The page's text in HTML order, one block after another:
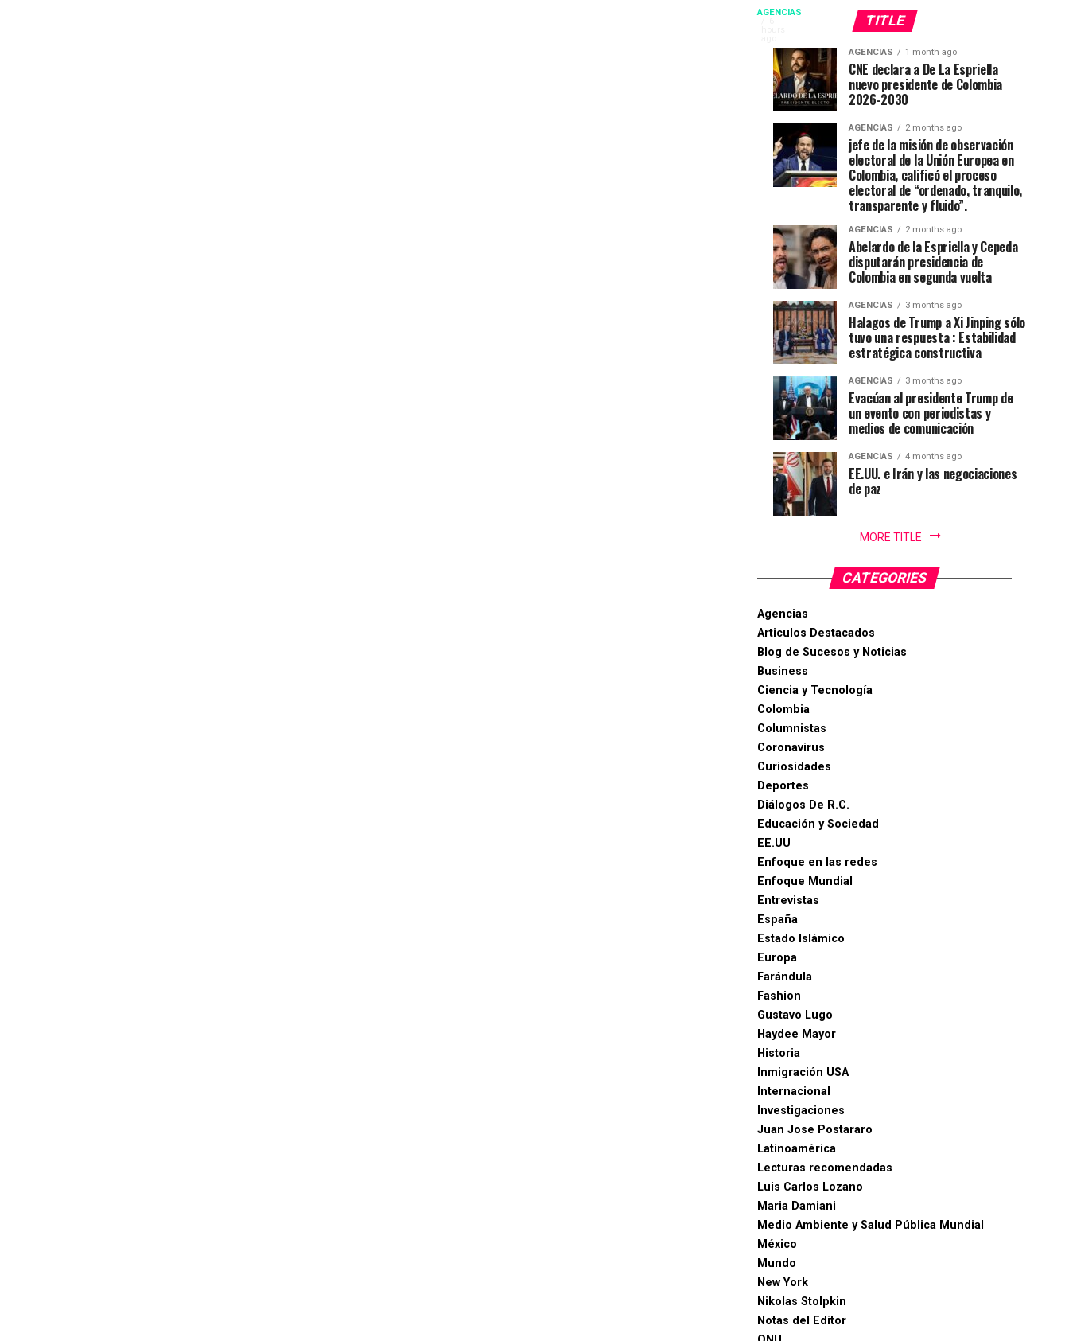
TITLE
AGENCIAS
6
De
La
Espriella
toma
posesión
presidente
de
Colombia
en
cantón
militar
de
Cali
EP
NEWS
posesión
presidencial
Colombia
recuperación
del
orden
lucha
contra
crimen...
AGENCIAS
3
weeks
ago
Campeonato
internacional
natación
Ibagué
AGENCIAS
4
weeks
ago
“Mi
casa
está
fiesta”
festival
del
folclor
colombiano
AGENCIAS 1 month ago
CNE declara a De La Espriella
nuevo presidente de Colombia
2026-2030
AGENCIAS 2 months ago
jefe de la misión de observación
electoral de la Unión Europea en
Colombia, calificó el proceso
electoral de “ordenado, tranquilo,
transparente y fluido”.
AGENCIAS 2 months ago
Abelardo de la Espriella y Cepeda
disputarán presidencia de
Colombia en segunda vuelta
AGENCIAS 3 months ago
Halagos de Trump a Xi Jinping sólo
tuvo una respuesta : Estabilidad
estratégica constructiva
AGENCIAS 3 months ago
Evacúan al presidente Trump de
un evento con periodistas y
medios de comunicación
AGENCIAS 4 months ago
EE.UU. e Irán y las negociaciones
de paz
MORE TITLE
CATEGORIES
Agencias
Articulos Destacados
Blog de Sucesos y Noticias
Business
Ciencia y Tecnología
Colombia
Columnistas
Coronavirus
Curiosidades
Deportes
Diálogos De R.C.
Educación y Sociedad
EE.UU
Enfoque en las redes
Enfoque Mundial
Entrevistas
España
Estado Islámico
Europa
Farándula
Fashion
Gustavo Lugo
Haydee Mayor
Historia
Inmigración USA
Internacional
Investigaciones
Juan Jose Postararo
Latinoamérica
Lecturas recomendadas
Luis Carlos Lozano
Maria Damiani
Medio Ambiente y Salud Pública Mundial
México
Mundo
New York
Nikolas Stolpkin
Notas del Editor